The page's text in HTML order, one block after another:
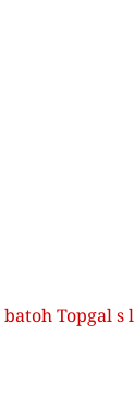
Topgal s